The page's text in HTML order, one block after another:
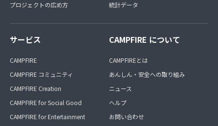
プロジェクトの広め方
統計データ
サービス
CAMPFIRE
CAMPFIRE コミュニティ
CAMPFIRE Creation
CAMPFIRE for Social Good
CAMPFIRE for Entertainment
CAMPFIRE について
CAMPFIREとは
あんしん・安全への取り組み
ニュース
ヘルプ
お問い合わせ